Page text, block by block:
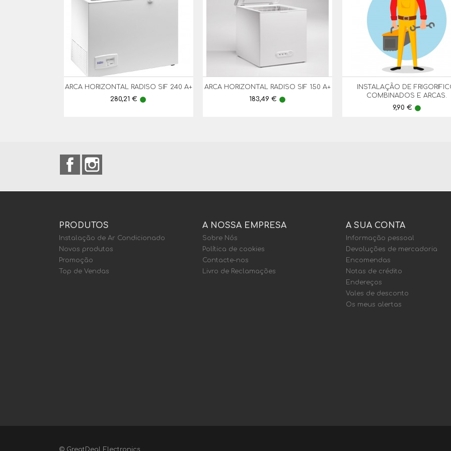
ARCA HORIZONTAL RADISO SIF 240 A+
Preço
280,21 € lens
Vista Rápida
ARCA HORIZONTAL RADISO SIF 150 A+
Preço
183,49 € lens
Vista Rápida
INSTALAÇÃO DE
COMBINADOS E ARCAS.
Preço
9,90 € lens
Vista Rápida
Facebook
PRODUTOS
Instalação de Ar Condicionado
Novos produtos
Promoção
Top de Vendas
A NOSSA EMPRESA
Sobre Nós
Política de cookies
Contacte-nos
Livro de Reclamações
A SUA CONTA
Informação pessoal
Devoluções de mercadoria
Encomendas
Notas de crédito
Endereços
Vales de desconto
Os meus alertas
© GreatDeal Electronics